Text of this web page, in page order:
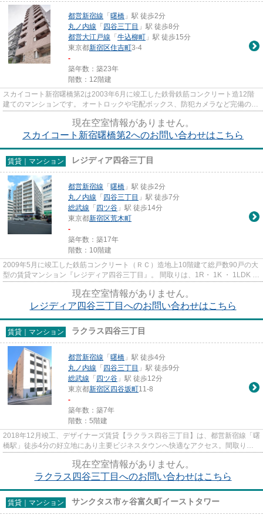
都営新宿線 「 曙橋 」駅 徒歩2分
丸ノ内線 「 四谷三丁目 」駅 徒歩8分
都営大江戸線 「 牛込柳町 」駅 徒歩15分
東京都新宿区住吉町3-4
-
築年数：築23年
階数：12階建
スカイコート新宿曙橋第2は2003年6月に竣工した鉄骨鉄筋コンクリート造12階
建てのマンションです。 オートロックや宅配ボックス、防犯カメラなど完備の分
現在空室情報がありません。
スカイコート新宿曙橋第2へのお問い合わせはこちら
賃貸｜マンション レジディア四谷三丁目
都営新宿線 「 曙橋 」駅 徒歩2分
丸ノ内線 「 四谷三丁目 」駅 徒歩7分
総武線 「 四ツ谷 」駅 徒歩14分
東京都新宿区荒木町
-
築年数：築17年
階数：10階建
2009年5月に竣工した鉄筋コンクリート（ＲＣ）造地上10階建て総戸数90戸の大
型の賃貸マンション『レジディア四谷三丁目』。 間取りは、1R・ 1K ・ 1LDK ・
現在空室情報がありません。
レジディア四谷三丁目へのお問い合わせはこちら
賃貸｜マンション ラクラス四谷三丁目
都営新宿線 「 曙橋 」駅 徒歩4分
丸ノ内線 「 四谷三丁目 」駅 徒歩9分
総武線 「 四ツ谷 」駅 徒歩12分
東京都新宿区 四谷坂町11-8
-
築年数：築7年
階数：5階建
2018年12月竣工、デザイナーズ賃貸【ラクラス四谷三丁目】は、都営新宿線「曙
橋駅」徒歩4分の好立地にあり主要ビジネスタウンへ快適なアクセス。間取りは
現在空室情報がありません。
ラクラス四谷三丁目へのお問い合わせはこちら
賃貸｜マンション サンクタス市ヶ谷富久町イーストタワー